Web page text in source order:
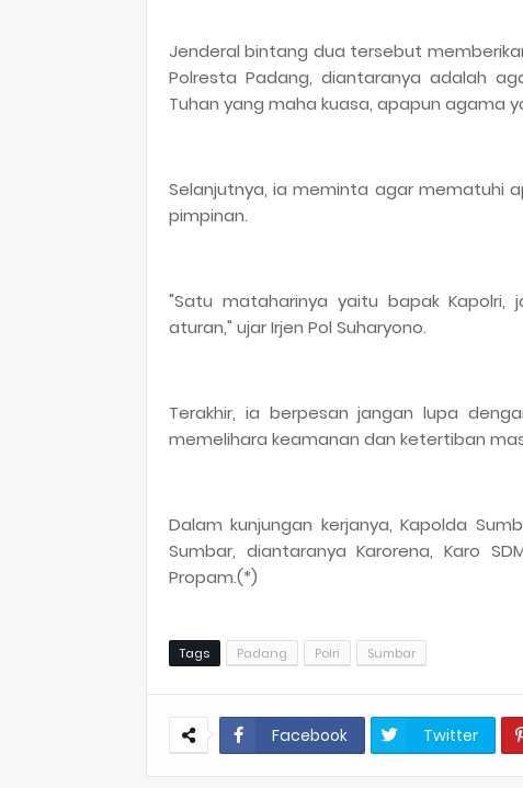
Jenderal bintang dua tersebut
Polresta Padang, diantaranya adalah
Tuhan yang maha kuasa, apapun agama
Selanjutnya, ia meminta agar mematuhi
pimpinan.
"Satu mataharinya yaitu bapak
aturan," ujar Irjen Pol Suharyono.
Terakhir, ia berpesan jangan lupa
memelihara keamanan dan ketertiban
Dalam kunjungan kerjanya, Kapolda
Sumbar, diantaranya Karorena, Karo
Propam.(*)
Tags Padang Polri Sumbar
Facebook Twitter